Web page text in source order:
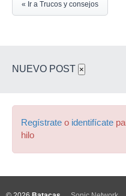
« Ir a Trucos y consejos
NUEVO POST ×
Regístrate o identifícate
hilo